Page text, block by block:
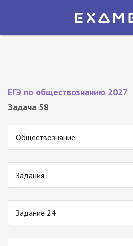
Экзамер — ЕГЭ 2027
ЕГЭ по обществознанию 2027
Задача 58
Обществознание
Задания
Задание 24